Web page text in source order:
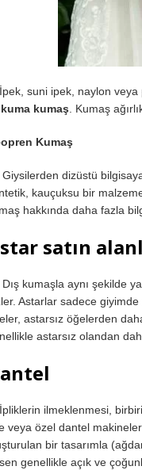
suni ipek, naylon veya
kumaş. Kumaş
Kumaş
Giysilerden dizüstü
kauçuksu bir
hakkında daha fazla
satın
kumaşla aynı şekilde
Astarlar sadece
astarsız öğelerden
astarsız olandan
ilmeklenmesi,
veya özel dantel
bir tasarımla
genellikle açık ve